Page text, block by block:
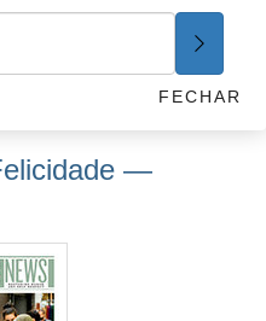
das drogas e a
mãos dadas.
saiba mais
—
FECHAR